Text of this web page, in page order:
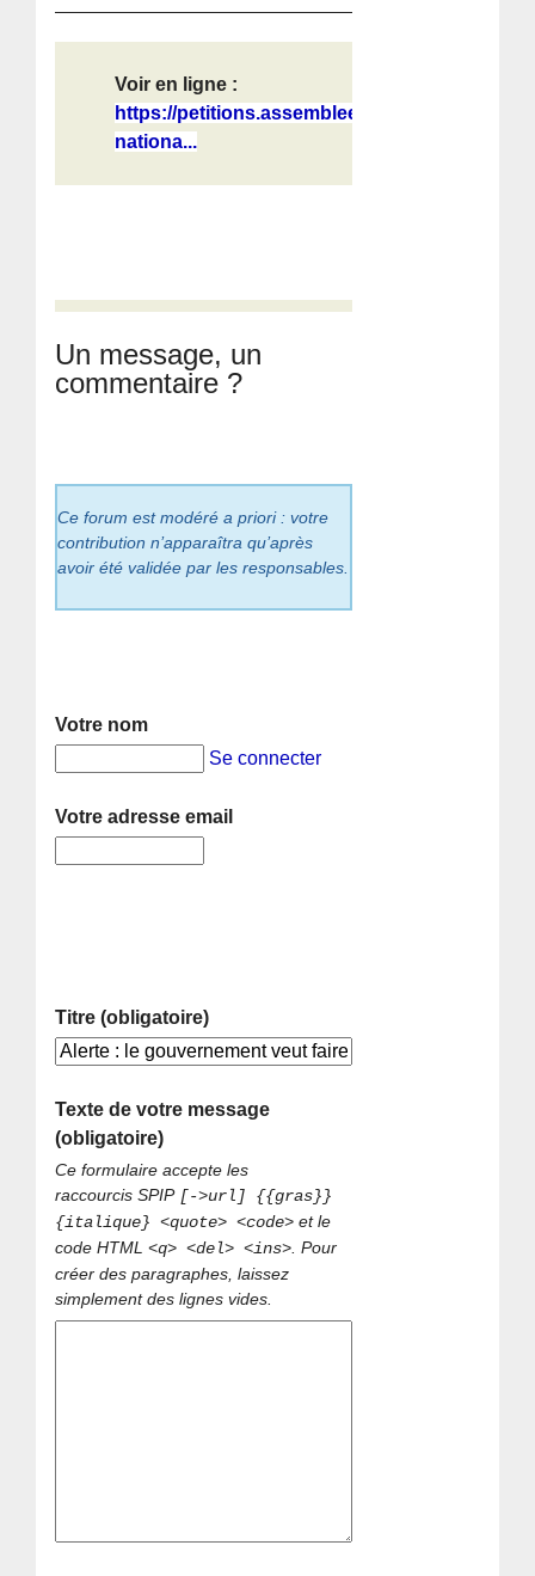
Voir en ligne :
https://petitions.assemblee-
nationa...
Un message, un
commentaire ?
Ce forum est modéré a priori : votre
contribution n’apparaîtra qu’après
avoir été validée par les responsables.
Votre nom
Se connecter
Votre adresse email
Titre (obligatoire)
Texte de votre message
(obligatoire)
Ce formulaire accepte les
raccourcis SPIP [->url] {{gras}}
{italique} <quote> <code> et le
code HTML<q> <del> <ins> . Pour
créer des paragraphes, laissez
simplement des lignes vides.